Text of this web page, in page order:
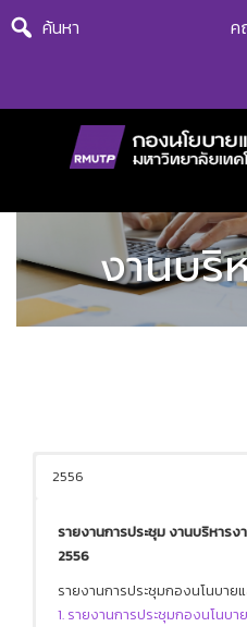
Skip
ค้นหา ค
งานบริ
2556
รายงานการประชุม งานบริหาร
2556
รายงานการประชุมกองนโนบาย
1. รายงานการประชุมกองนโนบา